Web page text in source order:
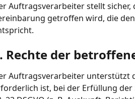
Auftragsverarbeiter stellt
getroffen wird, die
Rechte der
Auftragsverarbeiter unterstützt
ist, bei der Erfüllung